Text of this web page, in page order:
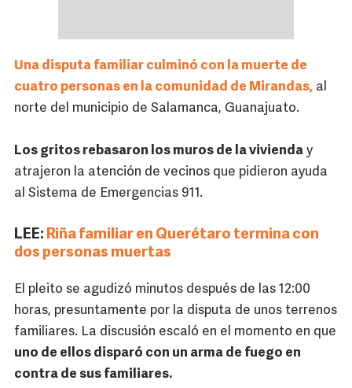
Una disputa familiar culminó con la muerte de
cuatro personas en la comunidad de Mirandas, al
norte del municipio de Salamanca, Guanajuato.
Los gritos rebasaron los muros de la vivienda y
atrajeron la atención de vecinos que pidieron ayuda
al Sistema de Emergencias 911.
LEE: Riña familiar en Querétaro termina con
dos personas muertas
El pleito se agudizó minutos después de las 12:00
horas, presuntamente por la disputa de unos terrenos
familiares. La discusión escaló en el momento en que
uno de ellos disparó con un arma de fuego en
contra de sus familiares.